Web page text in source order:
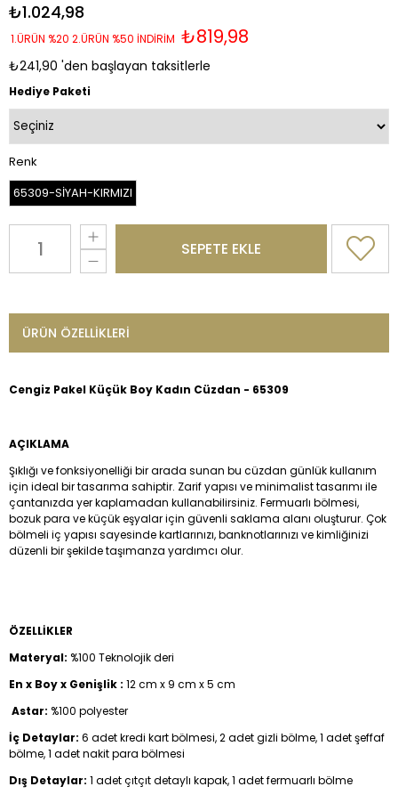
₺1.024,98
1.ÜRÜN %20 2.ÜRÜN %50 İNDİRİM ₺819,98
₺241,90 'den başlayan taksitlerle
Hediye Paketi
Renk
65309-SİYAH-KIRMIZI
ÜRÜN ÖZELLIKLERI
Cengiz Pakel Küçük Boy Kadın Cüzdan - 65309
AÇIKLAMA
Şıklığı ve fonksiyonelliği bir arada sunan bu cüzdan günlük kullanım
için ideal bir tasarıma sahiptir. Zarif yapısı ve minimalist tasarımı ile
çantanızda yer kaplamadan kullanabilirsiniz. Fermuarlı bölmesi,
bozuk para ve küçük eşyalar için güvenli saklama alanı oluşturur. Çok
bölmeli iç yapısı sayesinde kartlarınızı, banknotlarınızı ve kimliğinizi
düzenli bir şekilde taşımanza yardımcı olur.
ÖZELLİKLER
Materyal: %100 Teknolojik deri
En x Boy x Genişlik : 12 cm x 9 cm x 5 cm
Astar: %100 polyester
İç Detaylar: 6 adet kredi kart bölmesi, 2 adet gizli bölme, 1 adet şeffaf
bölme, 1 adet nakit para bölmesi
Dış Detaylar: 1 adet çıtçıt detaylı kapak, 1 adet fermuarlı bölme